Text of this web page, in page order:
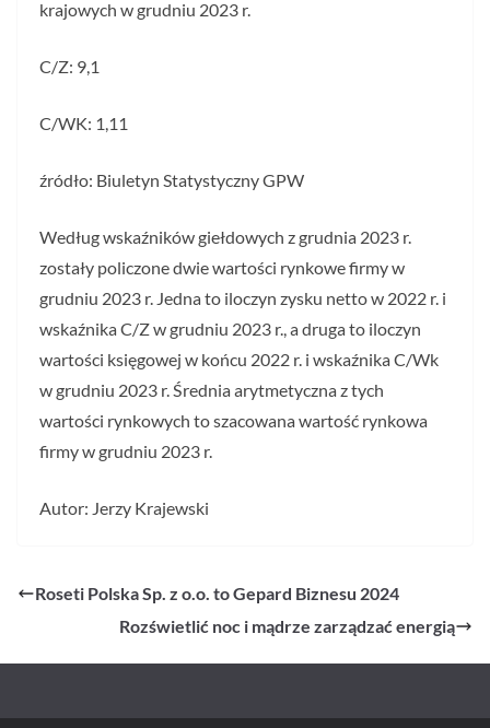
krajowych w grudniu 2023 r.
C/Z: 9,1
C/WK: 1,11
źródło: Biuletyn Statystyczny GPW
Według wskaźników giełdowych z grudnia 2023 r.
zostały policzone dwie wartości rynkowe firmy w
grudniu 2023 r. Jedna to iloczyn zysku netto w 2022 r. i
wskaźnika C/Z w grudniu 2023 r., a druga to iloczyn
wartości księgowej w końcu 2022 r. i wskaźnika C/Wk
w grudniu 2023 r. Średnia arytmetyczna z tych
wartości rynkowych to szacowana wartość rynkowa
firmy w grudniu 2023 r.
Autor: Jerzy Krajewski
Roseti Polska Sp. z o.o. to Gepard Biznesu 2024
Rozświetlić noc i mądrze zarządzać energią